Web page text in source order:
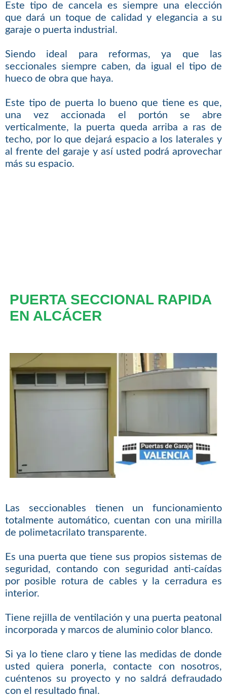
Este tipo de cancela es siempre una elección
que dará un toque de calidad y elegancia a su
garaje o puerta industrial.
Siendo ideal para reformas, ya que las
seccionales siempre caben, da igual el tipo de
hueco de obra que haya.
Este tipo de puerta lo bueno que tiene es que,
una vez accionada el portón se abre
verticalmente, la puerta queda arriba a ras de
techo, por lo que dejará espacio a los laterales y
al frente del garaje y así usted podrá aprovechar
más su espacio.
PUERTA SECCIONAL RAPIDA
EN ALCÁCER
Las seccionables tienen un funcionamiento
totalmente automático, cuentan con una mirilla
de polimetacrilato transparente.
Es una puerta que tiene sus propios sistemas de
seguridad, contando con seguridad anti-caídas
por posible rotura de cables y la cerradura es
interior.
Tiene rejilla de ventilación y una puerta peatonal
incorporada y marcos de aluminio color blanco.
Si ya lo tiene claro y tiene las medidas de donde
usted quiera ponerla, contacte con nosotros,
cuéntenos su proyecto y no saldrá defraudado
con el resultado final.